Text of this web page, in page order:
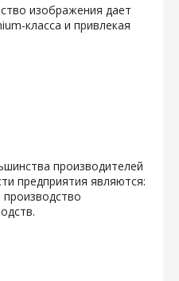
изображения дает
класса и привлекая
производителей
предприятия являются: